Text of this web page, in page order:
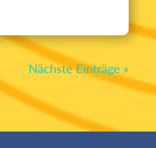
Nächste Einträge »